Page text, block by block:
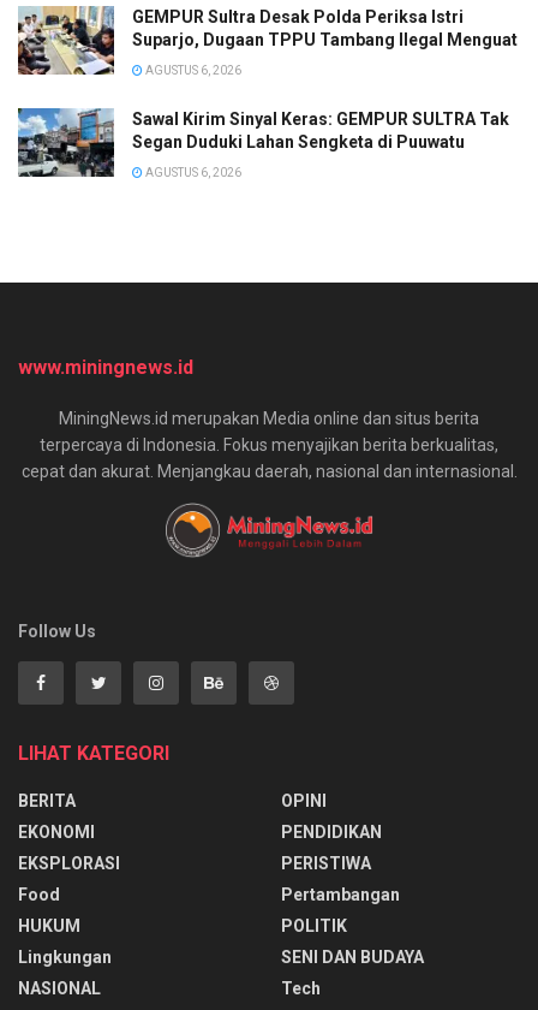
GEMPUR Sultra Desak Polda Periksa Istri
Suparjo, Dugaan TPPU Tambang Ilegal Menguat
AGUSTUS 6, 2026
Sawal Kirim Sinyal Keras: GEMPUR SULTRA Tak
Segan Duduki Lahan Sengketa di Puuwatu
AGUSTUS 6, 2026
www.miningnews.id
MiningNews.id merupakan Media online dan situs berita
terpercaya di Indonesia. Fokus menyajikan berita berkualitas,
cepat dan akurat. Menjangkau daerah, nasional dan internasional.
Follow Us
LIHAT KATEGORI
BERITA
EKONOMI
EKSPLORASI
Food
HUKUM
Lingkungan
NASIONAL
OPINI
PENDIDIKAN
PERISTIWA
Pertambangan
POLITIK
SENI DAN BUDAYA
Tech